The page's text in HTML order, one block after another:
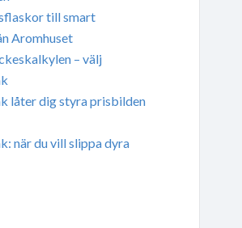
till smart
Aromhuset
– välj
låter dig styra prisbilden
när du vill slippa dyra